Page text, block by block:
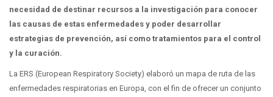
necesidad de destinar recursos a la investigación para conocer
las causas de estas enfermedades y poder desarrollar
estrategias de prevención, así como tratamientos para el control
y la curación.
La ERS (European Respiratory Society) elaboró un mapa de ruta de las
enfermedades respiratorias en Europa, con el fin de ofrecer un conjunto